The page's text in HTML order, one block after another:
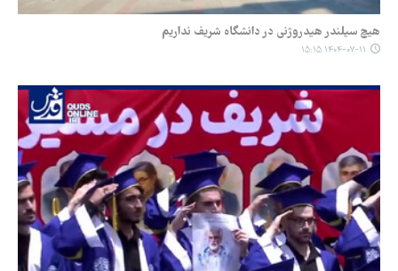
هیچ سیلندر هیدروژنی در دانشگاه شریف نداریم
۱۴۰۴-۰۷-۱۱ ۱۵:۱۵